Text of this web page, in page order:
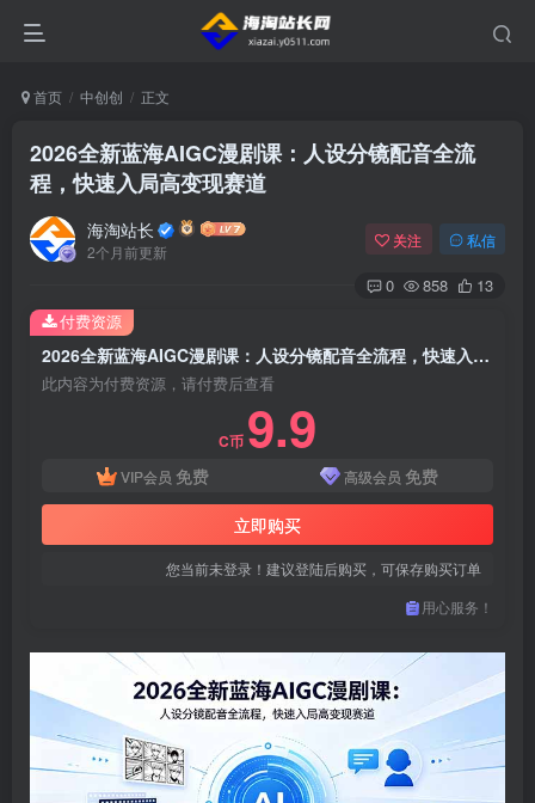
首页 中创创 正文
2026全新蓝海AIGC漫剧课：人设分镜配音全流
程，快速入局高变现赛道
海淘站长
2个月前更新
关注 私信
0 858 13
2026全新蓝海AIGC漫剧课：人设分镜配音全流程，快速入局高变现赛道
此内容为付费资源，请付费后查看
C币 9.9
VIP会员 免费 高级会员 免费
立即购买
您当前未登录！建议登陆后购买，可保存购买订单
用心服务！
付费资源